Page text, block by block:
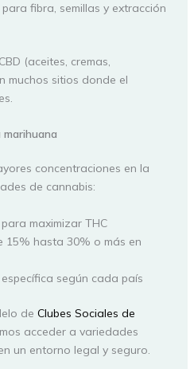
fibra, semillas y extracción
(aceites, cremas,
muchos sitios donde el
marihuana
concentraciones en la
de cannabis:
maximizar THC
15% hasta 30% o más en
según cada país
de Clubes Sociales de
acceder a variedades
un entorno legal y seguro.